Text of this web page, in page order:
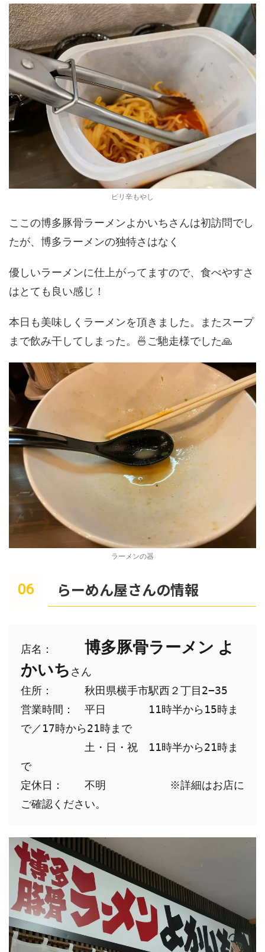
ピリ辛もやし
ここの博多豚骨ラーメンよかいちさんは初訪問でし
たが、博多ラーメンの独特さはなく
優しいラーメンに仕上がってますので、食べやすさ
はとても良い感じ！
本日も美味しくラーメンを頂きました。またスープ
まで飲み干してしまった。🍜ご馳走様でした🙏
ラーメンの器
らーめん屋さんの情報
店名：
博多豚骨ラーメン よ
かいち さん
住所：　　　秋田県横手市駅西２丁目2−35
営業時間：　平日　　　　11時半から15時ま
で／17時から21時まで
土・日・祝　11時半から21時ま
で
定休日：　　不明　　　　　　※詳細はお店に
ご確認ください。